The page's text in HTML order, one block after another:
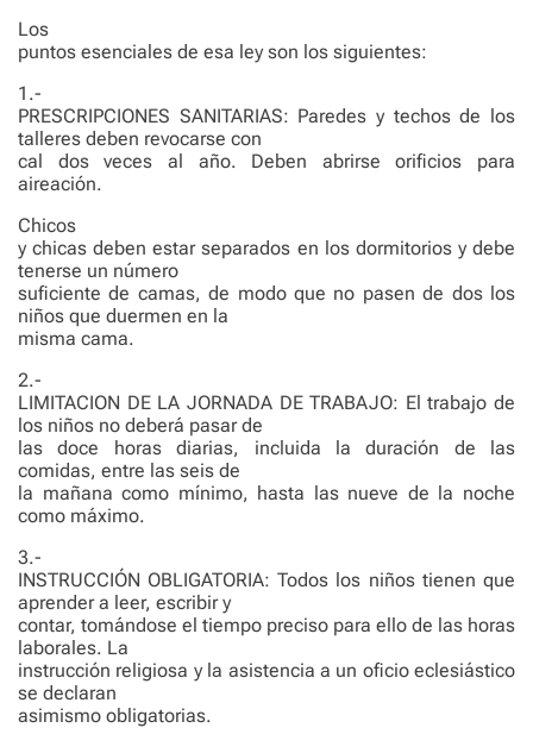
Los
puntos esenciales de esa ley son los siguientes:
1.-
PRESCRIPCIONES SANITARIAS: Paredes y techos de los
talleres deben revocarse con
cal dos veces al año. Deben abrirse orificios para
aireación.
Chicos
y chicas deben estar separados en los dormitorios y debe
tenerse un número
suficiente de camas, de modo que no pasen de dos los
niños que duermen en la
misma cama.
2.-
LIMITACION DE LA JORNADA DE TRABAJO: El trabajo de
los niños no deberá pasar de
las doce horas diarias, incluida la duración de las
comidas, entre las seis de
la mañana como mínimo, hasta las nueve de la noche
como máximo.
3.-
INSTRUCCIÓN OBLIGATORIA: Todos los niños tienen que
aprender a leer, escribir y
contar, tomándose el tiempo preciso para ello de las horas
laborales. La
instrucción religiosa y la asistencia a un oficio eclesiástico
se declaran
asimismo obligatorias.